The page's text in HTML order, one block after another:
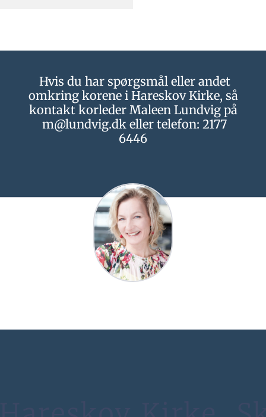
Hvis du har spørgsmål eller andet
omkring korene i Hareskov Kirke, så
kontakt korleder Maleen Lundvig på
m@lundvig.dk eller telefon: 2177
6446